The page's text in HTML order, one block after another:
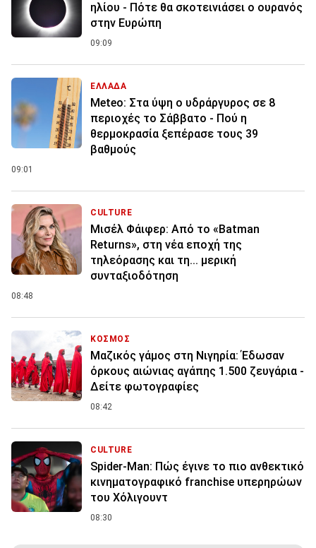
ηλίου - Πότε θα σκοτεινιάσει ο ουρανός
στην Ευρώπη
09:09
ΕΛΛΑΔΑ
Meteo: Στα ύψη ο υδράργυρος σε 8
περιοχές το Σάββατο - Πού η
θερμοκρασία ξεπέρασε τους 39
βαθμούς
09:01
CULTURE
Μισέλ Φάιφερ: Από το «Batman
Returns», στη νέα εποχή της
τηλεόρασης και τη... μερική
συνταξιοδότηση
08:48
ΚΟΣΜΟΣ
Μαζικός γάμος στη Νιγηρία: Έδωσαν
όρκους αιώνιας αγάπης 1.500 ζευγάρια -
Δείτε φωτογραφίες
08:42
CULTURE
Spider-Man: Πώς έγινε το πιο ανθεκτικό
κινηματογραφικό franchise υπερηρώων
του Χόλιγουντ
08:30